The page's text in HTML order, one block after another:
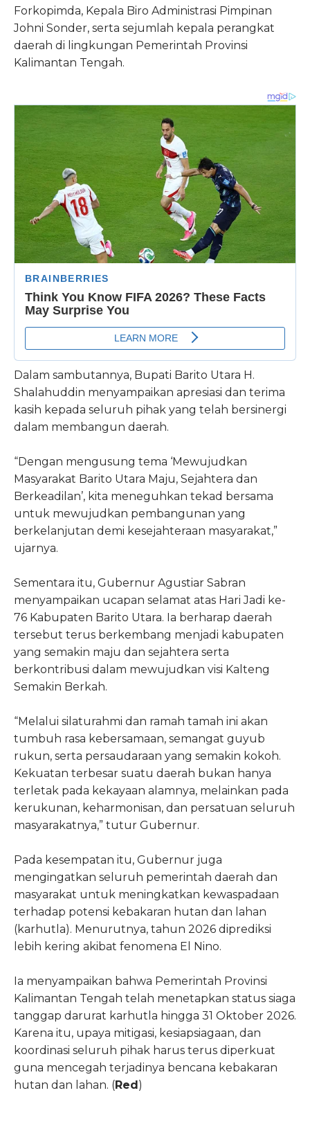
Forkopimda, Kepala Biro Administrasi Pimpinan
Johni Sonder, serta sejumlah kepala perangkat
daerah di lingkungan Pemerintah Provinsi
Kalimantan Tengah.
Dalam sambutannya, Bupati Barito Utara H.
Shalahuddin menyampaikan apresiasi dan terima
kasih kepada seluruh pihak yang telah bersinergi
dalam membangun daerah.
“Dengan mengusung tema ‘Mewujudkan
Masyarakat Barito Utara Maju, Sejahtera dan
Berkeadilan’, kita meneguhkan tekad bersama
untuk mewujudkan pembangunan yang
berkelanjutan demi kesejahteraan masyarakat,”
ujarnya.
Sementara itu, Gubernur Agustiar Sabran
menyampaikan ucapan selamat atas Hari Jadi ke-
76 Kabupaten Barito Utara. Ia berharap daerah
tersebut terus berkembang menjadi kabupaten
yang semakin maju dan sejahtera serta
berkontribusi dalam mewujudkan visi Kalteng
Semakin Berkah.
“Melalui silaturahmi dan ramah tamah ini akan
tumbuh rasa kebersamaan, semangat guyub
rukun, serta persaudaraan yang semakin kokoh.
Kekuatan terbesar suatu daerah bukan hanya
terletak pada kekayaan alamnya, melainkan pada
kerukunan, keharmonisan, dan persatuan seluruh
masyarakatnya,” tutur Gubernur.
Pada kesempatan itu, Gubernur juga
mengingatkan seluruh pemerintah daerah dan
masyarakat untuk meningkatkan kewaspadaan
terhadap potensi kebakaran hutan dan lahan
(karhutla). Menurutnya, tahun 2026 diprediksi
lebih kering akibat fenomena El Nino.
Ia menyampaikan bahwa Pemerintah Provinsi
Kalimantan Tengah telah menetapkan status siaga
tanggap darurat karhutla hingga 31 Oktober 2026.
Karena itu, upaya mitigasi, kesiapsiagaan, dan
koordinasi seluruh pihak harus terus diperkuat
guna mencegah terjadinya bencana kebakaran
hutan dan lahan. (Red)